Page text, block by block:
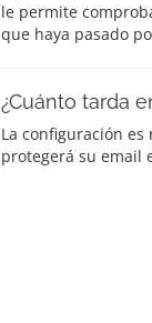
le permite
que haya pasado
¿Cuánto tarda
La configuración
protegerá su email